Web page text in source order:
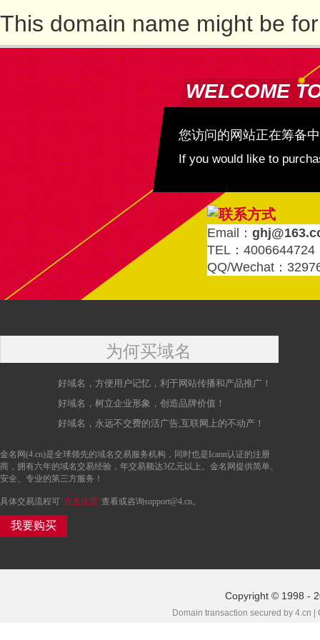
This domain name might be
WELCOME
您访问的网站正在筹备
If you would like to
Email：
TEL：4006644724
QQ/Wechat：
为何买域名
好域名，方便用户记忆，利于网站传播和产品推广！
好域名，树立企业形象，创造品牌价值！
好域名，永远不交费的活广告,互联网上的不动产！
金名网(4.cn)是全球领先的域名交易服务机构，同时也是Icann认证的注册
商，拥有六年的域名交易经验，年交易额达3亿元以上。金名网提供简单、
安全、专业的第三方服务！
具体交易流程可“点击这里”查看或咨询support@4.cn。
我要购买
Copyright © 1998 -
Domain transaction secured by 4.cn